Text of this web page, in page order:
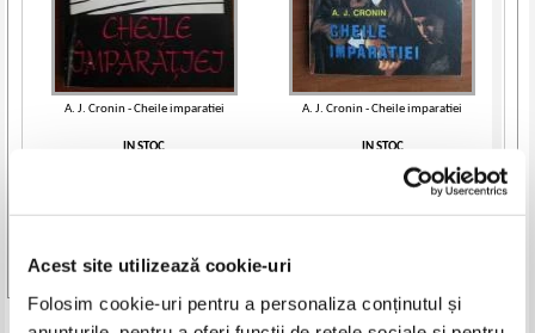
Acest site utilizează cookie-uri
Folosim cookie-uri pentru a personaliza conținutul și
A. J. Cronin - Cheile imparatiei
IN STOC
A. J. Cronin - Cheile imparatiei
IN STOC
8,00 Lei
Adaugă în coș
Vezi toate edițiile »